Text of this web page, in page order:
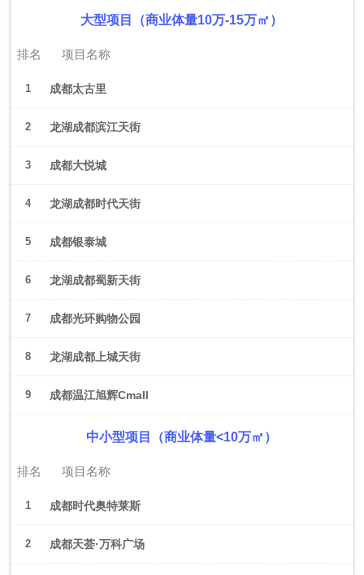
大型项目（商业体量10万-15万㎡）
排名 项目名称
1 成都太古里
2 龙湖成都滨江天街
3 成都大悦城
4 龙湖成都时代天街
5 成都银泰城
6 龙湖成都蜀新天街
7 成都光环购物公园
8 龙湖成都上城天街
9 成都温江旭辉Cmall
中小型项目（商业体量<10万㎡）
排名 项目名称
1 成都时代奥特莱斯
2 成都天荟·万科广场